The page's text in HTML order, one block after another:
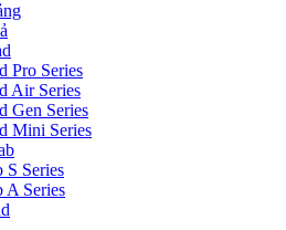
Pro Series
Air Series
Gen Series
Mini Series
S Series
A Series